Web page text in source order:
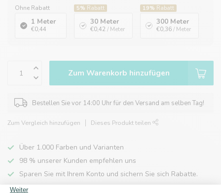
Ohne Rabatt
1 Meter
€0,44
5% Rabatt
30 Meter
€0,42 / Meter
19% Rabatt
300 Meter
€0,36/ Meter
Zum Warenkorb hinzufügen
Bestellen Sie vor 14:00 Uhr für den Versand am selben Tag!
Zum Vergleich hinzufügen Dieses Produkt teilen
Über 1.000 Farben und Varianten
98 % unserer Kunden empfehlen uns
Sparen Sie mit Ihrem Konto und sichern Sie sich Rabatte.
Kostenlose Lieferung nach Hause ab 150 €